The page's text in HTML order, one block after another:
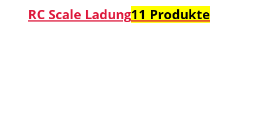
RC Scale Ladung11 Produkte